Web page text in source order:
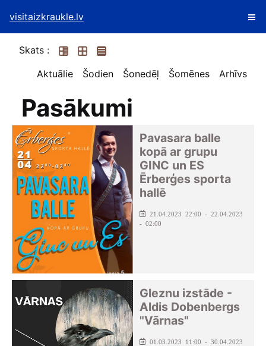
visitaizkraukle.lv
Skats :
Aktuālie
Šodien Šonedēļ Šomēnes Arhīvs
Pasākumi
Pavasara balle
kopā ar grupu
GINC un ES
Ērberģes sporta
hallē
21.04.2023 22:00 - 22.04.2023
- 02:00
Gleznu izstāde -
Aldis Dobenbergs
"Vārnas"
01.03.2023 11:00 - 30.04.2023